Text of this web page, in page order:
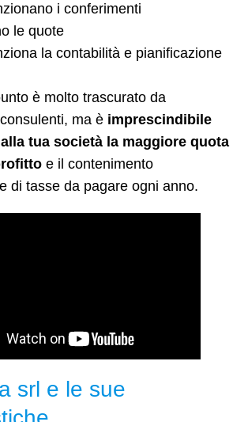
i conferimenti
le quote
la contabilità e pianificazione
è molto trascurato da
ma è imprescindibile
tua società la maggiore quota
e il contenimento
di tasse da pagare ogni anno.
srl e le sue